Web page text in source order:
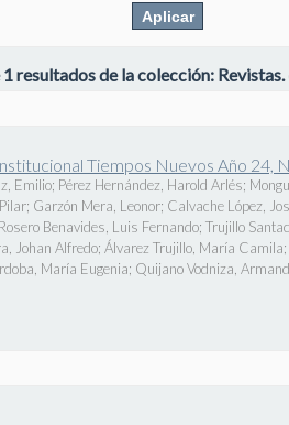
resultados de la colección: Revistas.
Tiempos Nuevos Año 24,
Emilio; Pérez Hernández, Harold Arlés;
; Garzón Mera, Leonor; Calvache López,
Rosero Benavides, Luis Fernando; Trujillo
Johan Alfredo; Álvarez Trujillo, María Camila;
María Eugenia; Quijano Vodniza,